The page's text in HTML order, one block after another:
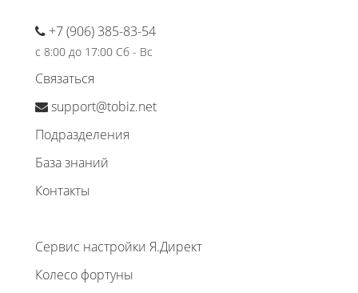
+7 (906) 385-83-54
с 8:00 до 17:00 Сб - Вс
Связаться
support@tobiz.net
Подразделения
База знаний
Контакты
Сервис настройки Я.Директ
Колесо фортуны